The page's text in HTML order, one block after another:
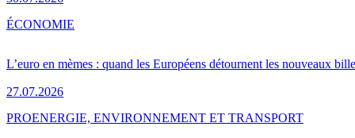
L’euro en mèmes : quand les Européens détournent les nouveaux
27.07.2026
ÉCONOMIE
PROENERGIE, ENVIRONNEMENT ET TRANSPORT